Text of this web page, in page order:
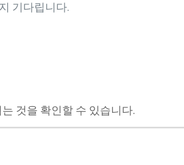
기다립니다.
것을 확인할 수 있습니다.